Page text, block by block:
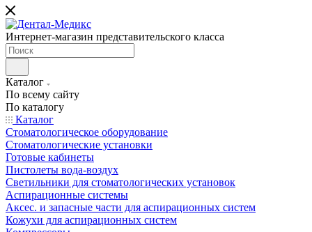
Интернет-магазин представительского класса
Каталог
По всему сайту
По каталогу
Каталог
Стоматологическое оборудование
Стоматологические установки
Готовые кабинеты
Пистолеты вода-воздух
Светильники для стоматологических установок
Аспирационные системы
Аксес. и запасные части для аспирационных систем
Кожухи для аспирационных систем